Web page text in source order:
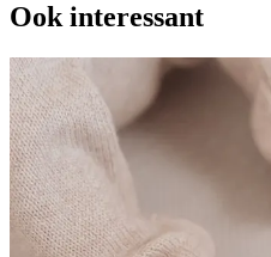
Ook interessant